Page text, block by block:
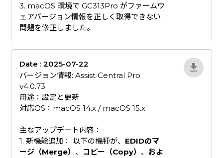
3. macOS 環境で GC313Pro がファームウ
ェアバージョン情報を正しく取得できない
問題を修正しました。
Date : 2025-07-22
バージョン情報: Assist Central Pro
v4.0.73
用途：設定と更新
対応OS：macOS 14.x / macOS 15.x
​主なアップデート内容：
1. 新機能追加： 以下の機種が、 EDIDのマ
ージ（Merge） 、 コピー（Copy） 、 およ